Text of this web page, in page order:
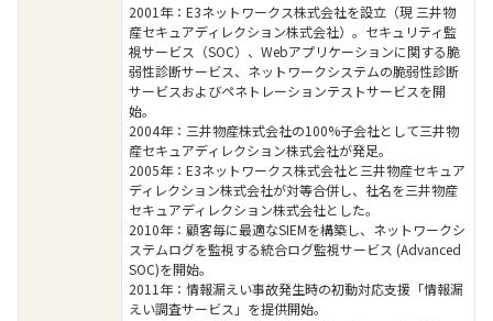
2001年：E3ネットワークス株式会社を設立（現 三井物
産セキュアディレクション株式会社）。セキュリティ監
視サービス（SOC）、Webアプリケーションに関する脆
弱性診断サービス、ネットワークシステムの脆弱性診断
サービスおよびペネトレーションテストサービスを開
始。
2004年：三井物産株式会社の100%子会社として三井物
産セキュアディレクション株式会社が発足。
2005年：E3ネットワークス株式会社と三井物産セキュア
ディレクション株式会社が対等合併し、社名を三井物産
セキュアディレクション株式会社とした。
2010年：顧客毎に最適なSIEMを構築し、ネットワークシ
ステムログを監視する統合ログ監視サービス (Advanced
SOC)を開始。
2011年：情報漏えい事故発生時の初動対応支援「情報漏
えい調査サービス」を提供開始。